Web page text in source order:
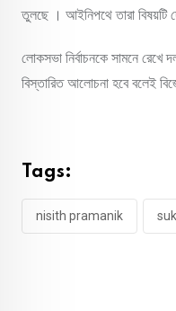
তুলছে । আইনিপথে তারা বিষয়টি
লোকসভা নির্বাচনকে সামনে রেখে
বিস্তারিত আলোচনা হবে বলেই
Tags:
nisith pramanik